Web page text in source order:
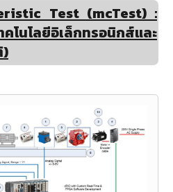
Test (mcTest) :
นโลยีอิเล็กทรอนิกส์และ